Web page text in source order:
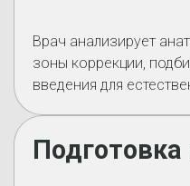
Врач анализирует
зоны коррекции,
введения для
Подготовка